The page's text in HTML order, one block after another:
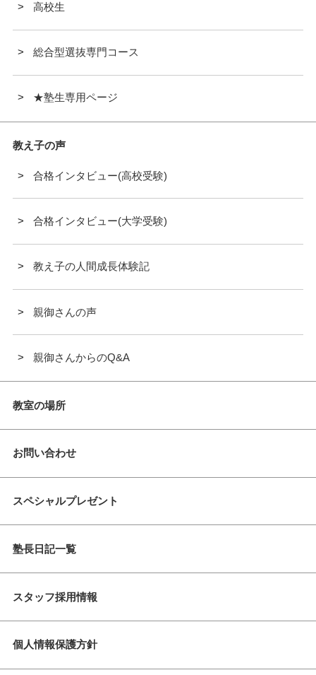
高校生
総合型選抜専門コース
★塾生専用ページ
教え子の声
合格インタビュー(高校受験)
合格インタビュー(大学受験)
教え子の人間成長体験記
親御さんの声
親御さんからのQ&A
教室の場所
お問い合わせ
スペシャルプレゼント
塾長日記一覧
スタッフ採用情報
個人情報保護方針